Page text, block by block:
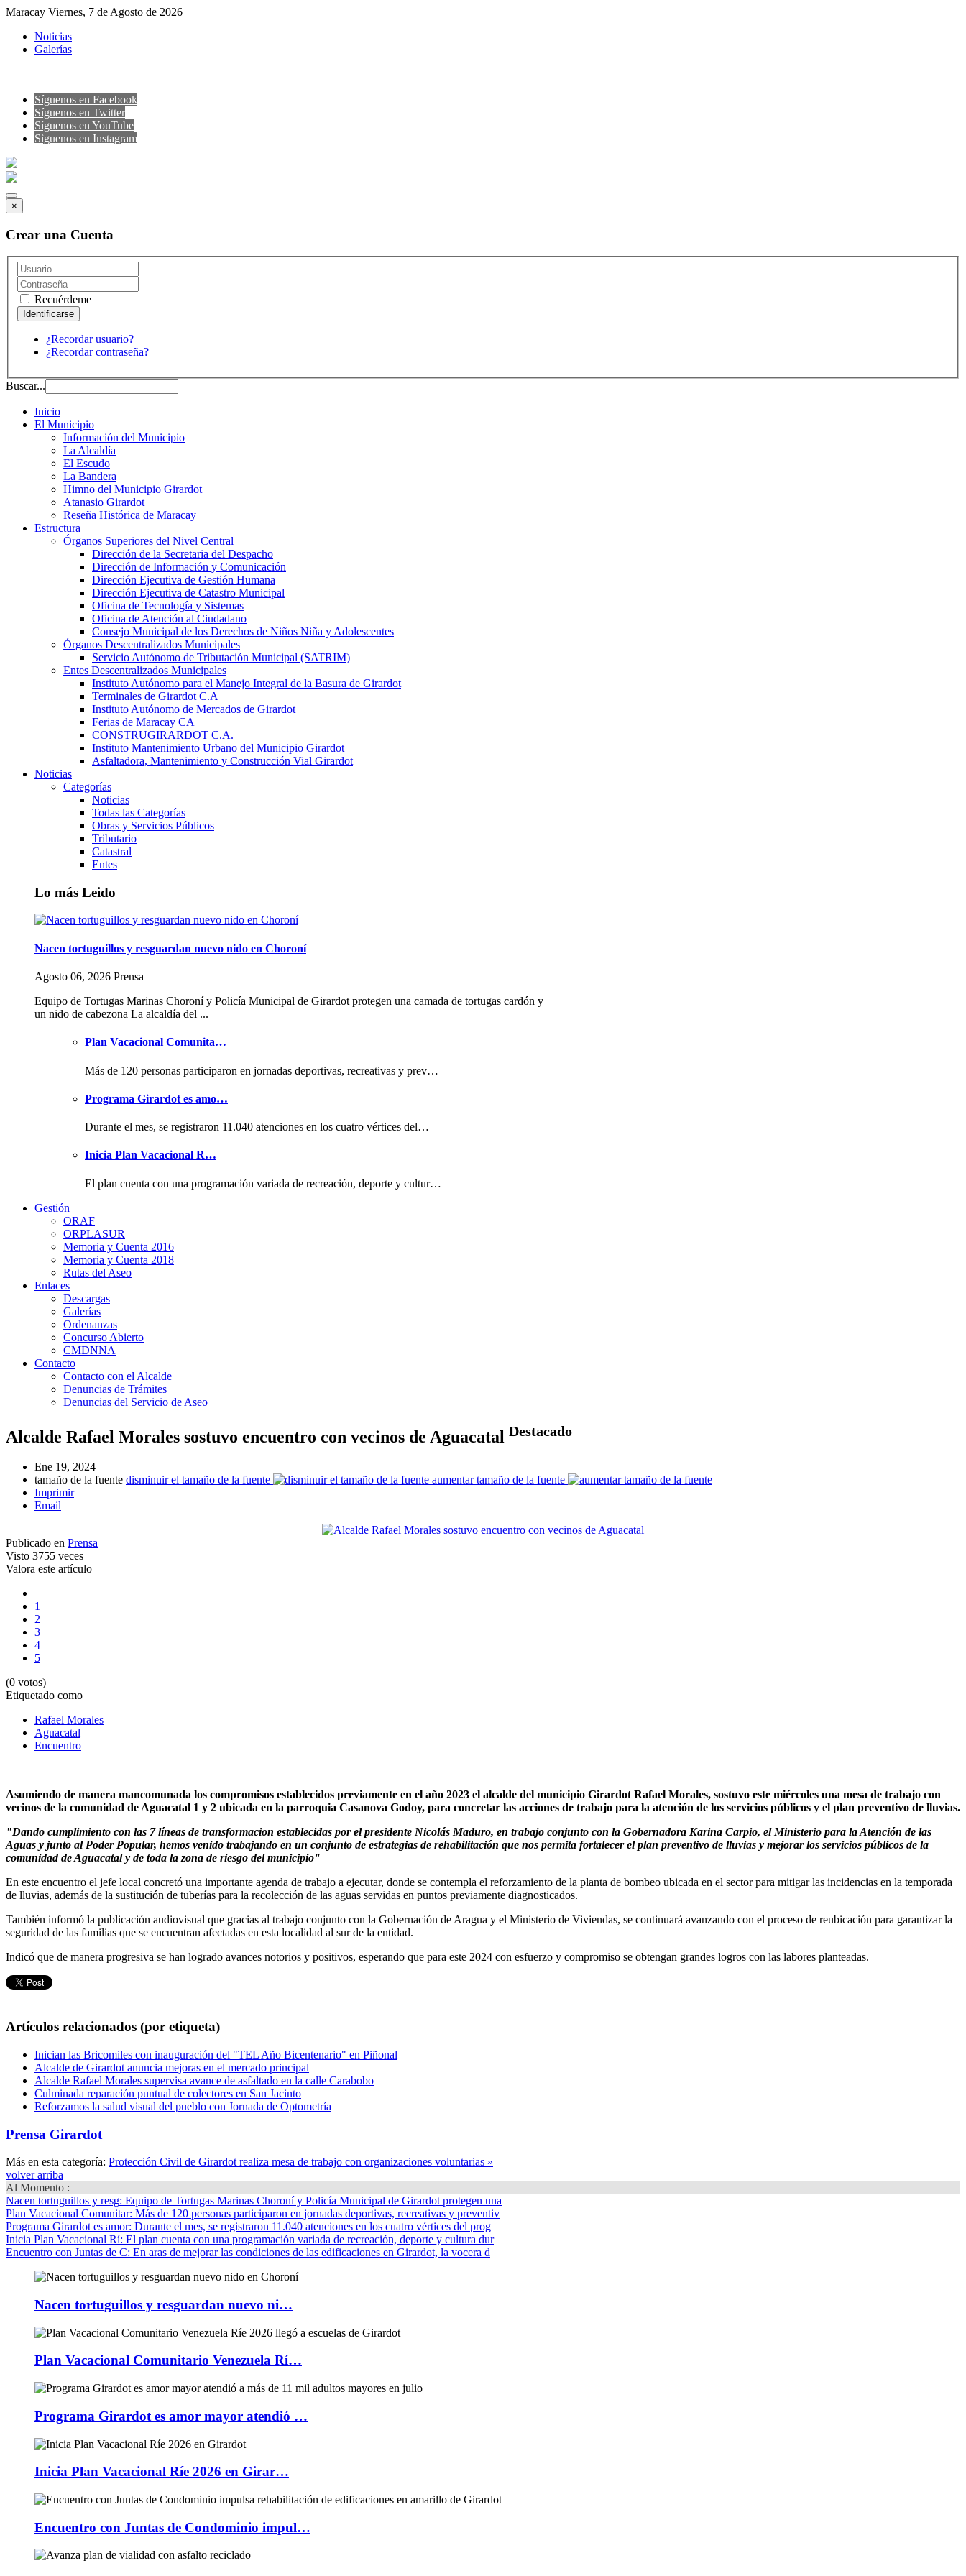
Maracay Viernes, 7 de Agosto de 2026
Noticias
Galerías
Síguenos en Facebook
Síguenos en Twitter
Síguenos en YouTube
Sìguenos en Instagram
×
Crear una Cuenta
Recuérdeme
¿Recordar usuario?
¿Recordar contraseña?
Buscar...
Inicio
El Municipio
Información del Municipio
La Alcaldía
El Escudo
La Bandera
Himno del Municipio Girardot
Atanasio Girardot
Reseña Histórica de Maracay
Estructura
Órganos Superiores del Nivel Central
Dirección de la Secretaria del Despacho
Dirección de Información y Comunicación
Dirección Ejecutiva de Gestión Humana
Dirección Ejecutiva de Catastro Municipal
Oficina de Tecnología y Sistemas
Oficina de Atención al Ciudadano
Consejo Municipal de los Derechos de Niños Niña y Adolescentes
Órganos Descentralizados Municipales
Servicio Autónomo de Tributación Municipal (SATRIM)
Entes Descentralizados Municipales
Instituto Autónomo para el Manejo Integral de la Basura de Girardot
Terminales de Girardot C.A
Instituto Autónomo de Mercados de Girardot
Ferias de Maracay CA
CONSTRUGIRARDOT C.A.
Instituto Mantenimiento Urbano del Municipio Girardot
Asfaltadora, Mantenimiento y Construcción Vial Girardot
Noticias
Categorías
Noticias
Todas las Categorías
Obras y Servicios Públicos
Tributario
Catastral
Entes
Lo más Leido
Nacen tortuguillos y resguardan nuevo nido en Choroní
Agosto 06, 2026 Prensa
Equipo de Tortugas Marinas Choroní y Policía Municipal de Girardot protegen una camada de tortugas cardón y
un nido de cabezona La alcaldía del ...
Plan Vacacional Comunita…
Más de 120 personas participaron en jornadas deportivas, recreativas y prev…
Programa Girardot es amo…
Durante el mes, se registraron 11.040 atenciones en los cuatro vértices del…
Inicia Plan Vacacional R…
El plan cuenta con una programación variada de recreación, deporte y cultur…
Gestión
ORAF
ORPLASUR
Memoria y Cuenta 2016
Memoria y Cuenta 2018
Rutas del Aseo
Enlaces
Descargas
Galerías
Ordenanzas
Concurso Abierto
CMDNNA
Contacto
Contacto con el Alcalde
Denuncias de Trámites
Denuncias del Servicio de Aseo
Alcalde Rafael Morales sostuvo encuentro con vecinos de Aguacatal Destacado
Ene 19, 2024
tamaño de la fuente disminuir el tamaño de la fuente
aumentar tamaño de la fuente
Imprimir
Email
Publicado en Prensa
Visto 3755 veces
Valora este artículo
1
2
3
4
5
(0 votos)
Etiquetado como
Rafael Morales
Aguacatal
Encuentro
Asumiendo de manera mancomunada los compromisos establecidos previamente en el año 2023 el alcalde del municipio Girardot Rafael Morales, sostuvo este miércoles una mesa de trabajo con
vecinos de la comunidad de Aguacatal 1 y 2 ubicada en la parroquia Casanova Godoy, para concretar las acciones de trabajo para la atención de los servicios públicos y el plan preventivo de lluvias.
"Dando cumplimiento con las 7 líneas de transformacion establecidas por el presidente Nicolás Maduro, en trabajo conjunto con la Gobernadora Karina Carpio, el Ministerio para la Atención de las
Aguas y junto al Poder Popular, hemos venido trabajando en un conjunto de estrategias de rehabilitación que nos permita fortalecer el plan preventivo de lluvias y mejorar los servicios públicos de la
comunidad de Aguacatal y de toda la zona de riesgo del municipio"
En este encuentro el jefe local concretó una importante agenda de trabajo a ejecutar, donde se contempla el reforzamiento de la planta de bombeo ubicada en el sector para mitigar las incidencias en la temporada
de lluvias, además de la sustitución de tuberías para la recolección de las aguas servidas en puntos previamente diagnosticados.
También informó la publicación audiovisual que gracias al trabajo conjunto con la Gobernación de Aragua y el Ministerio de Viviendas, se continuará avanzando con el proceso de reubicación para garantizar la
seguridad de las familias que se encuentran afectadas en esta localidad al sur de la entidad.
Indicó que de manera progresiva se han logrado avances notorios y positivos, esperando que para este 2024 con esfuerzo y compromiso se obtengan grandes logros con las labores planteadas.
Artículos relacionados (por etiqueta)
Inician las Bricomiles con inauguración del "TEL Año Bicentenario" en Piñonal
Alcalde de Girardot anuncia mejoras en el mercado principal
Alcalde Rafael Morales supervisa avance de asfaltado en la calle Carabobo
Culminada reparación puntual de colectores en San Jacinto
Reforzamos la salud visual del pueblo con Jornada de Optometría
Prensa Girardot
Más en esta categoría: Protección Civil de Girardot realiza mesa de trabajo con organizaciones voluntarias »
volver arriba
Al Momento :
Nacen tortuguillos y resg: Equipo de Tortugas Marinas Choroní y Policía Municipal de Girardot protegen una
Plan Vacacional Comunitar: Más de 120 personas participaron en jornadas deportivas, recreativas y preventiv
Programa Girardot es amor: Durante el mes, se registraron 11.040 atenciones en los cuatro vértices del prog
Inicia Plan Vacacional Rí: El plan cuenta con una programación variada de recreación, deporte y cultura dur
Encuentro con Juntas de C: En aras de mejorar las condiciones de las edificaciones en Girardot, la vocera d
Nacen tortuguillos y resguardan nuevo ni…
Plan Vacacional Comunitario Venezuela Rí…
Programa Girardot es amor mayor atendió …
Inicia Plan Vacacional Ríe 2026 en Girar…
Encuentro con Juntas de Condominio impul…